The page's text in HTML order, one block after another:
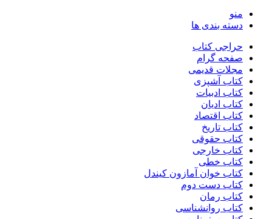
منو
دسته بندی ها
حراجی کتاب
صفحه گرام
مجلات قدیمی
کتاب آشپزی
کتاب ادبیات
کتاب ادیان
کتاب اقتصاد
کتاب تاریخ
کتاب حقوقی
کتاب خارجی
کتاب خطی
کتاب خوان آمازون کیندل
کتاب دست دوم
کتاب رمان
کتاب روانشناسی